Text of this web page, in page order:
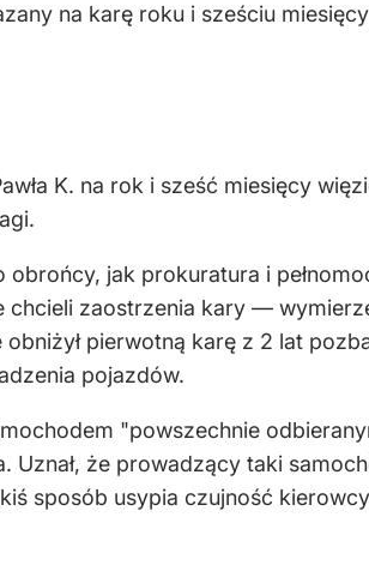
na karę roku i sześciu
K. na rok i sześć miesięcy
jak prokuratura i
zaostrzenia kary —
pierwotną karę z 2 lat
pojazdów.
"powszechnie
że prowadzący taki
sposób usypia czujność